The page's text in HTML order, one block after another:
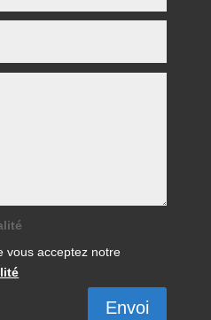
vous acceptez notre
Envoi